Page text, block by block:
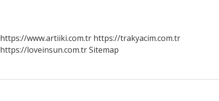
https://www.artiiki.com.tr https://trakyacim.com.tr
https://loveinsun.com.trSitemap